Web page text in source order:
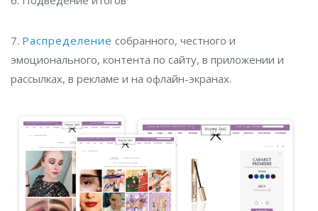
7. Распределение собранного, честного и
эмоционального, контента по сайту, в приложении и
рассылках, в рекламе и на офлайн-экранах.